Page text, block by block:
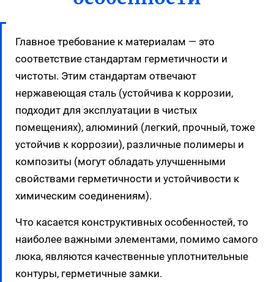
Главное требование к материалам — это
соответствие стандартам герметичности и
чистоты. Этим стандартам отвечают
нержавеющая сталь (устойчива к коррозии,
подходит для эксплуатации в чистых
помещениях), алюминий (легкий, прочный, тоже
устойчив к коррозии), различные полимеры и
композиты (могут обладать улучшенными
свойствами герметичности и устойчивости к
химическим соединениям).
Что касается конструктивных особенностей, то
наиболее важными элементами, помимо самого
люка, являются качественные уплотнительные
контуры, герметичные замки.